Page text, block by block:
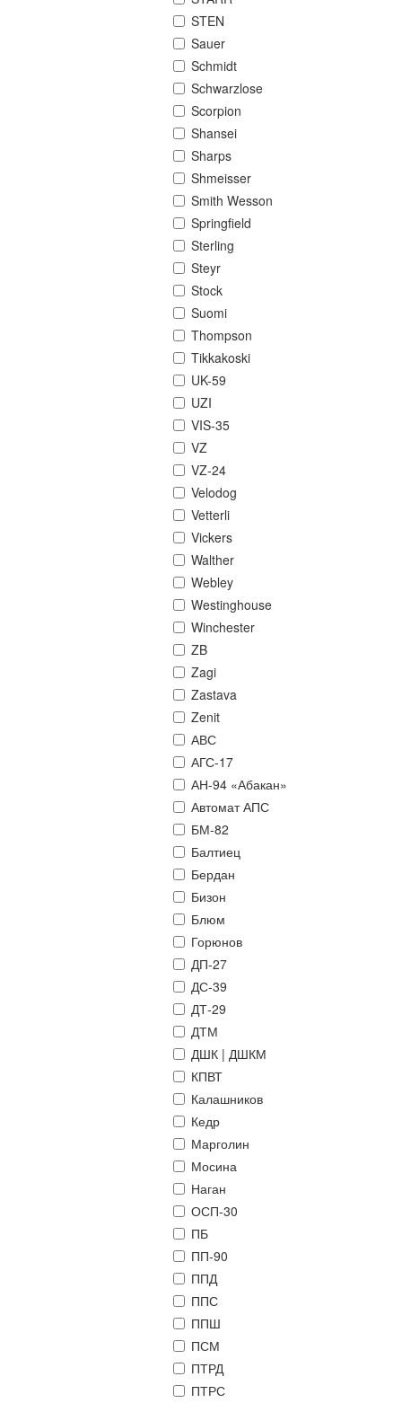
STEN
Sauer
Schmidt
Schwarzlose
Scorpion
Shansei
Sharps
Shmeisser
Smith Wesson
Springfield
Sterling
Steyr
Stock
Suomi
Thompson
Tikkakoski
UK-59
UZI
VIS-35
VZ
VZ-24
Velodog
Vetterli
Vickers
Walther
Webley
Westinghouse
Winchester
ZB
Zagi
Zastava
Zenit
АВС
АГС-17
АН-94 «Абакан»
Автомат АПС
БМ-82
Балтиец
Бердан
Бизон
Блюм
Горюнов
ДП-27
ДС-39
ДТ-29
ДТМ
ДШК | ДШКМ
КПВТ
Калашников
Кедр
Марголин
Мосина
Наган
ОСП-30
ПБ
ПП-90
ППД
ППС
ППШ
ПСМ
ПТРД
ПТРС